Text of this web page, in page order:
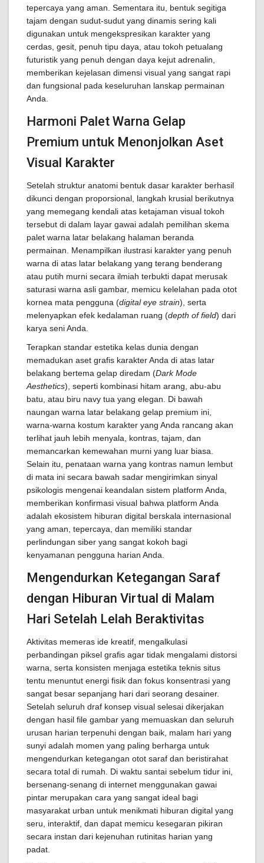
tepercaya yang aman. Sementara itu, bentuk segitiga
tajam dengan sudut-sudut yang dinamis sering kali
digunakan untuk mengekspresikan karakter yang
cerdas, gesit, penuh tipu daya, atau tokoh petualang
futuristik yang penuh dengan daya kejut adrenalin,
memberikan kejelasan dimensi visual yang sangat rapi
dan fungsional pada keseluruhan lanskap permainan
Anda.
Harmoni Palet Warna Gelap
Premium untuk Menonjolkan Aset
Visual Karakter
Setelah struktur anatomi bentuk dasar karakter berhasil
dikunci dengan proporsional, langkah krusial berikutnya
yang memegang kendali atas ketajaman visual tokoh
tersebut di dalam layar gawai adalah pemilihan skema
palet warna latar belakang halaman beranda
permainan. Menampilkan ilustrasi karakter yang penuh
warna di atas latar belakang yang terang benderang
atau putih murni secara ilmiah terbukti dapat merusak
saturasi warna asli gambar, memicu kelelahan pada otot
kornea mata pengguna (digital eye strain), serta
melenyapkan efek kedalaman ruang (depth of field) dari
karya seni Anda.
Terapkan standar estetika kelas dunia dengan
memadukan aset grafis karakter Anda di atas latar
belakang bertema gelap diredam (Dark Mode
Aesthetics), seperti kombinasi hitam arang, abu-abu
batu, atau biru navy tua yang elegan. Di bawah
naungan warna latar belakang gelap premium ini,
warna-warna kostum karakter yang Anda rancang akan
terlihat jauh lebih menyala, kontras, tajam, dan
memancarkan kemewahan murni yang luar biasa.
Selain itu, penataan warna yang kontras namun lembut
di mata ini secara bawah sadar mengirimkan sinyal
psikologis mengenai keandalan sistem platform Anda,
memberikan konfirmasi visual bahwa platform Anda
adalah ekosistem hiburan digital berskala internasional
yang aman, tepercaya, dan memiliki standar
perlindungan siber yang sangat kokoh bagi
kenyamanan pengguna harian Anda.
Mengendurkan Ketegangan Saraf
dengan Hiburan Virtual di Malam
Hari Setelah Lelah Beraktivitas
Aktivitas memeras ide kreatif, mengalkulasi
perbandingan piksel grafis agar tidak mengalami distorsi
warna, serta konsisten menjaga estetika teknis situs
tentu menuntut energi fisik dan fokus konsentrasi yang
sangat besar sepanjang hari dari seorang desainer.
Setelah seluruh draf konsep visual selesai dikerjakan
dengan hasil file gambar yang memuaskan dan seluruh
urusan harian terpenuhi dengan baik, malam hari yang
sunyi adalah momen yang paling berharga untuk
mengendurkan ketegangan otot saraf dan beristirahat
secara total di rumah. Di waktu santai sebelum tidur ini,
bersenang-senang di internet menggunakan gawai
pintar merupakan cara yang sangat ideal bagi
masyarakat urban untuk menikmati hiburan digital yang
seru, interaktif, dan dapat memicu kesegaran pikiran
secara instan dari kejenuhan rutinitas harian yang
padat.